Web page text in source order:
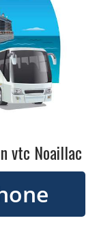
vtc Noaillac